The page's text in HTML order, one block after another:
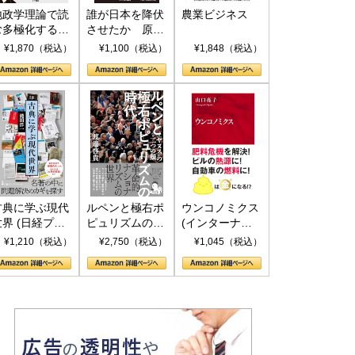
政学理論で読
多極化する世
トランプと
¥1,870（税込）
誰が日本を降伏
させたか 原爆
投下、ソ連参
(PHP新書)
¥1,100（税込）
農業ビジネス
¥1,848（税込）
典に学ぶ現代
界 (日経プレ
アシリーズ)
¥1,210（税込）
ルペンと極右ポ
ピュリズムの時
代：〈ヤヌス〉
¥2,750（税込）
ウンコノミクス
(インターナシ
ョナル新書)
¥1,045（税込）